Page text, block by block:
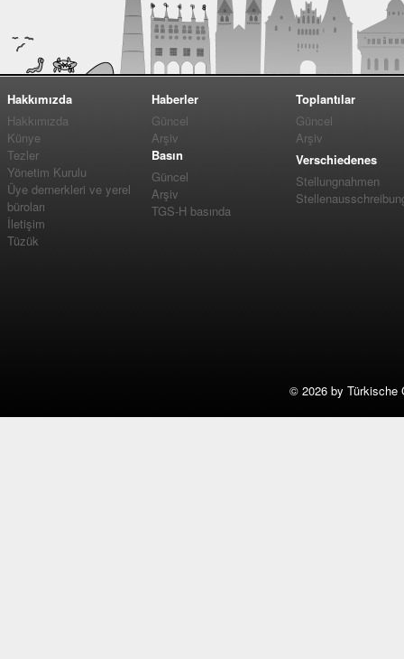
Hakkımızda
Hakkımızda
Künye
Tezler
Yönetim Kurulu
Üye dernerkleri ve yerel
büroları
İletişim
Tüzük
Haberler
Güncel
Arşiv
Basın
Güncel
Arşiv
TGS-H basında
Toplantılar
Güncel
Arşiv
Verschiedenes
Stellungnahmen
© 2026 by Türkische